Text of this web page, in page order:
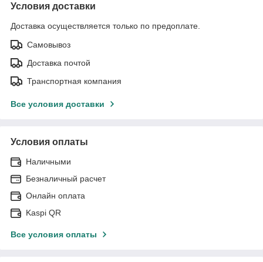
Условия доставки
Доставка осуществляется только по предоплате.
Самовывоз
Доставка почтой
Транспортная компания
Все условия доставки
Условия оплаты
Наличными
Безналичный расчет
Онлайн оплата
Kaspi QR
Все условия оплаты